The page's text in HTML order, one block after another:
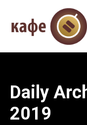
Daily
2019